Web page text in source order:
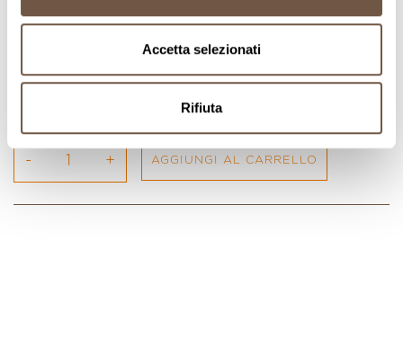
Accetta selezionati
Rifiuta
Linea Grani Turanici
Spaghetti
Prezzo di listino
€5,10
- + AGGIUNGI AL CARRELLO